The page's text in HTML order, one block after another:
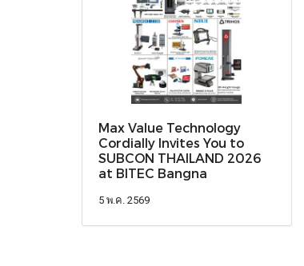
Max Value Technology
Cordially Invites You to
SUBCON THAILAND 2026
at BITEC Bangna
5 พ.ค. 2569